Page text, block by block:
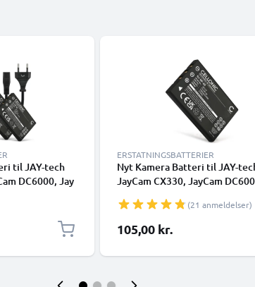
til JAY-tech
DC6000, Jay
ERSTATNINGSBATTERIER
Nyt Kamera Batteri til JAY-
JayCam CX330, JayCam
NP-60 1180mAh NP-60 skift
til kamera
(21 anmeldelser)
105,00 kr.